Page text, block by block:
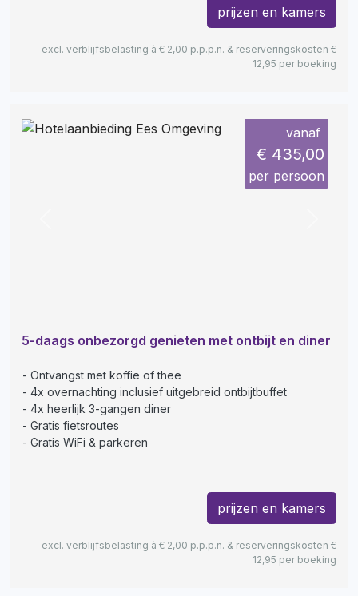
prijzen en kamers
excl. verblijfsbelasting à € 2,00 p.p.p.n. & reserveringskosten €
12,95 per boeking
vanaf
€ 435,00
per persoon
5-daags onbezorgd genieten met ontbijt en diner
Ontvangst met koffie of thee
4x overnachting inclusief uitgebreid ontbijtbuffet
4x heerlijk 3-gangen diner
Gratis fietsroutes
Gratis WiFi & parkeren
prijzen en kamers
excl. verblijfsbelasting à € 2,00 p.p.p.n. & reserveringskosten €
12,95 per boeking